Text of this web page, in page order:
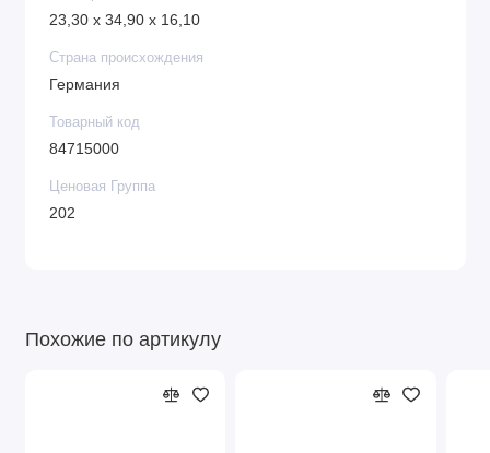
23,30 x 34,90 x 16,10
Страна происхождения
Германия
Товарный код
84715000
Ценовая Группа
202
Похожие по артикулу